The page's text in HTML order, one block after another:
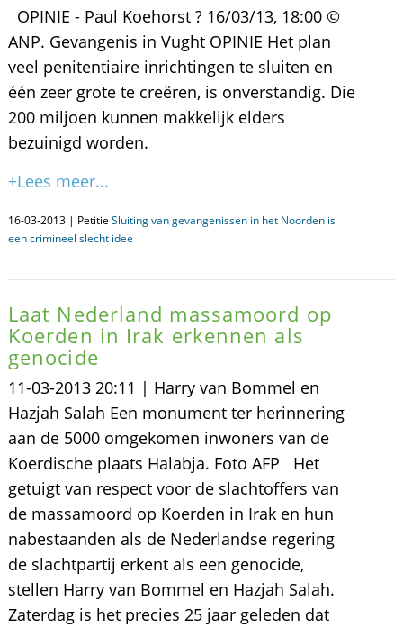
OPINIE - Paul Koehorst ? 16/03/13, 18:00 ©
ANP. Gevangenis in Vught OPINIE Het plan
veel penitentiaire inrichtingen te sluiten en
één zeer grote te creëren, is onverstandig. Die
200 miljoen kunnen makkelijk elders
bezuinigd worden.
+Lees meer...
16-03-2013 | Petitie Sluiting van gevangenissen in het Noorden is
een crimineel slecht idee
Laat Nederland massamoord op
Koerden in Irak erkennen als
genocide
11-03-2013 20:11 | Harry van Bommel en
Hazjah Salah Een monument ter herinnering
aan de 5000 omgekomen inwoners van de
Koerdische plaats Halabja. Foto AFP Het
getuigt van respect voor de slachtoffers van
de massamoord op Koerden in Irak en hun
nabestaanden als de Nederlandse regering
de slachtpartij erkent als een genocide,
stellen Harry van Bommel en Hazjah Salah.
Zaterdag is het precies 25 jaar geleden dat